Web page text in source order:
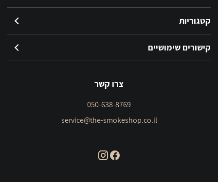
קטגוריות
קישורים שימושיים
צרו קשר
050-638-8769
service@the-smokeshop.co.il